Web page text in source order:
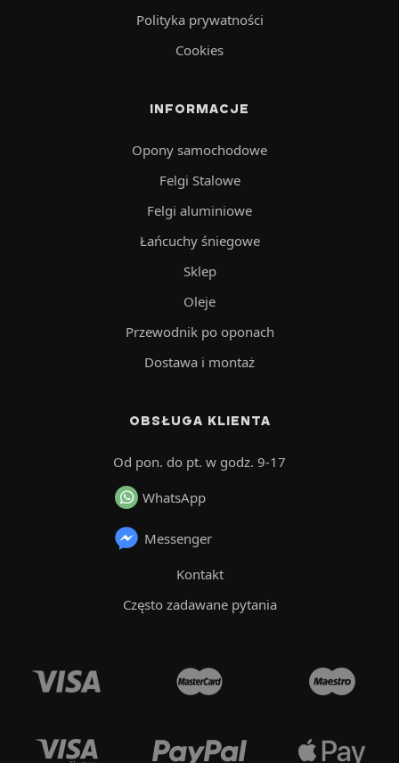
Polityka prywatności
Cookies
INFORMACJE
Opony samochodowe
Felgi Stalowe
Felgi aluminiowe
Łańcuchy śniegowe
Sklep
Oleje
Przewodnik po oponach
Dostawa i montaż
OBSŁUGA KLIENTA
Od pon. do pt. w godz. 9-17
WhatsApp
Messenger
Kontakt
Często zadawane pytania